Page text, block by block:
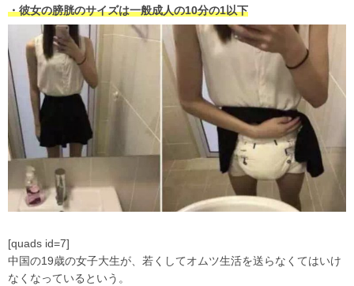
・彼女の膀胱のサイズは一般成人の10分の1以下
[quads id=7]
中国の19歳の女子大生が、若くしてオムツ生活を送らなくてはいけ
なくなっているという。